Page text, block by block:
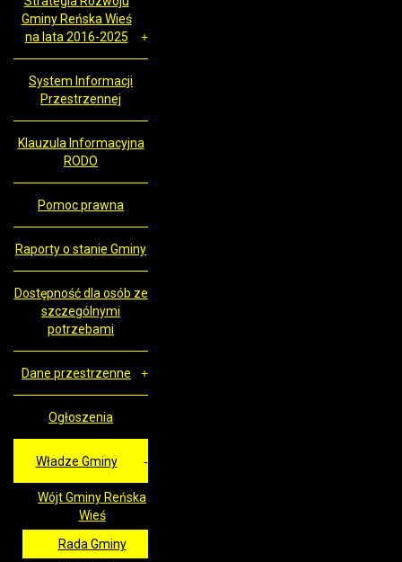
Gminy Reńska Wieś
na lata 2016-2025
System Informacji
Przestrzennej
Klauzula Informacyjna
RODO
Pomoc prawna
Raporty o stanie Gminy
Dostępność dla osób ze
szczególnymi
potrzebami
Dane przestrzenne
Ogłoszenia
Władze Gminy
Wójt Gminy Reńska
Wieś
Rada Gminy